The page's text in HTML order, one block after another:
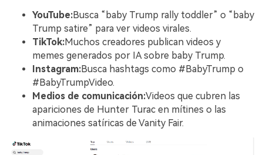
YouTube:Busca “baby Trump rally toddler” o “baby
Trump satire” para ver videos virales.
TikTok:Muchos creadores publican videos y
memes generados por IA sobre baby Trump.
Instagram:Busca hashtags como #BabyTrump o
#BabyTrumpVideo.
Medios de comunicación:Videos que cubren las
apariciones de Hunter Turac en mítines o las
animaciones satíricas de Vanity Fair.